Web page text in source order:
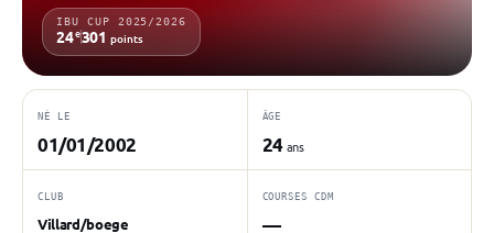
IBU CUP 2025/2026
24e301 points
NÉ LE
01/01/2002
ÂGE
24 ans
CLUB
Villard/boege
COURSES CDM
—